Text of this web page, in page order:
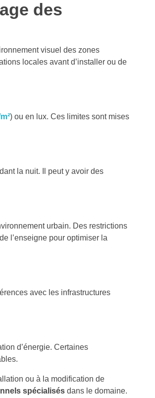
des
visuel des zones
locales avant d’installer ou de
) ou en lux. Ces limites sont mises
la nuit. Il peut y avoir des
urbain. Des restrictions
l’enseigne pour optimiser la
avec les infrastructures
d’énergie. Certaines
ou à la modification de
spécialisés dans le domaine.